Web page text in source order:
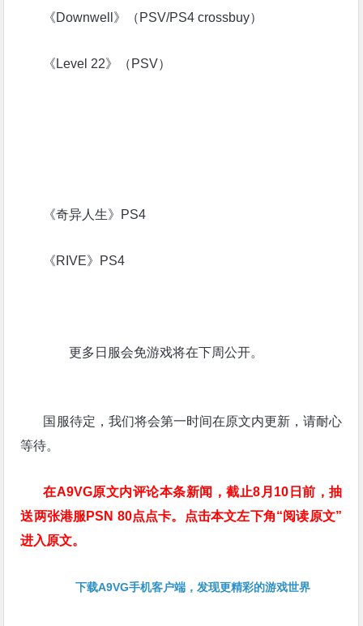
《Downwell》（PSV/PS4 crossbuy）
《Level 22》（PSV）
《奇异人生》PS4
《RIVE》PS4
更多日服会免游戏将在下周公开。
国服待定，我们将会第一时间在原文内更新，请耐心
等待。
在A9VG原文内评论本条新闻，截止8月10日前，抽
送两张港服PSN 80点点卡。点击本文左下角“阅读原文”
进入原文。
下载A9VG手机客户端，发现更精彩的游戏世界